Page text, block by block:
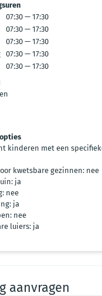
07:30 — 17:30
07:30 — 17:30
07:30 — 17:30
07:30 — 17:30
07:30 — 17:30
kinderen met een
kwetsbare gezinnen: nee
ja
nee
ja
nee
luiers: ja
aanvragen